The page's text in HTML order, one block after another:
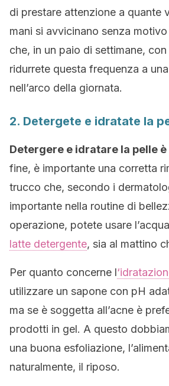
di prestare attenzione a quante
mani si avvicinano senza
che, in un paio di settimane,
ridurrete questa frequenza a
nell’arco della giornata.
2. Detergete e idratate la
Detergere e idratare la pelle
fine, è importante una corretta
trucco che, secondo i
importante nella routine di
operazione, potete usare
latte detergente, sia al mattino
Per quanto concerne l
utilizzare un sapone con pH
ma se è soggetta all’acne è
prodotti in gel. A questo
una buona esfoliazione,
naturalmente, il riposo.